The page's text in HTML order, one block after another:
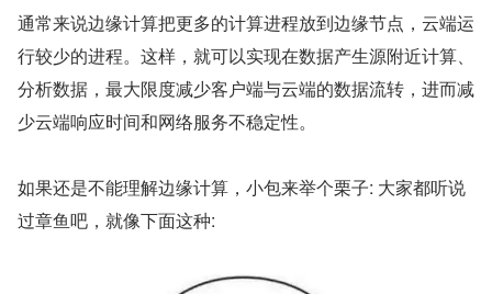
通常来说边缘计算把更多的计算进程放到边缘节点，云端运
行较少的进程。这样，就可以实现在数据产生源附近计算、
分析数据，最大限度减少客户端与云端的数据流转，进而减
少云端响应时间和网络服务不稳定性。
如果还是不能理解边缘计算，小包来举个栗子: 大家都听说
过章鱼吧，就像下面这种: